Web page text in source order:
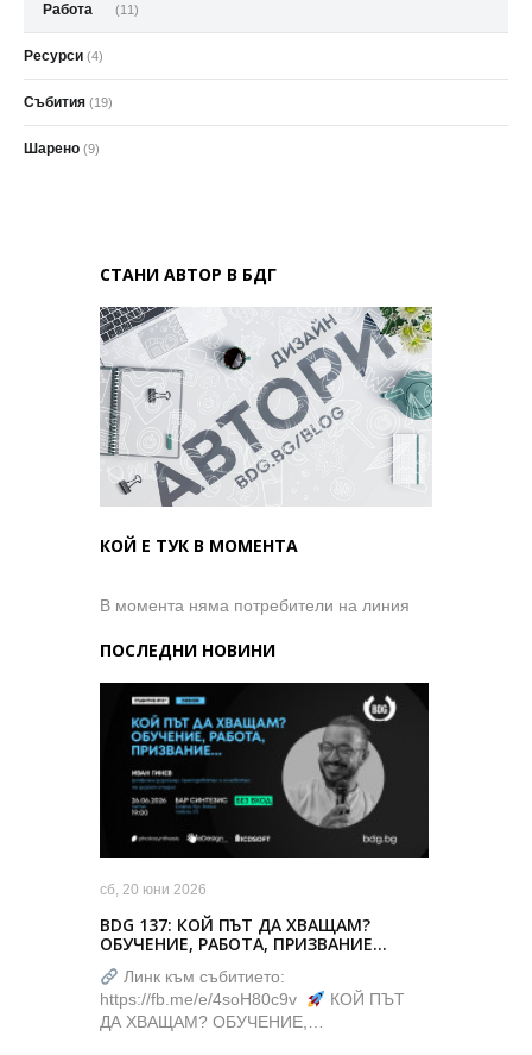
Работа (11)
Ресурси (4)
Събития (19)
Шарено (9)
СТАНИ АВТОР В БДГ
КОЙ Е ТУК В МОМЕНТА
В момента няма потребители на линия
ПОСЛЕДНИ НОВИНИ
сб, 20 юни 2026
BDG 137: КОЙ ПЪТ ДА ХВАЩАМ?
ОБУЧЕНИЕ, РАБОТА, ПРИЗВАНИЕ…
Линк към събитието:
https://fb.me/e/4soH80c9v
КОЙ ПЪТ
ДА ХВАЩАМ? ОБУЧЕНИЕ,…